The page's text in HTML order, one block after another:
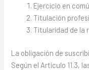
Ejercicio en
Titulación
Titularidad de la
La obligación de
Según el Artículo 11.3,